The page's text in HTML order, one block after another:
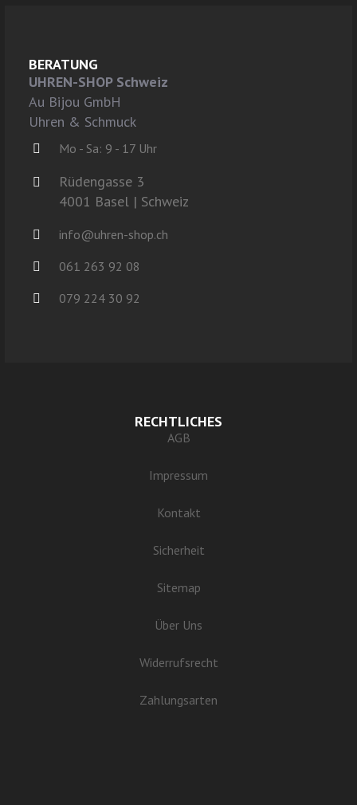
BERATUNG
UHREN-SHOP Schweiz
Au Bijou GmbH
Uhren & Schmuck
Mo - Sa: 9 - 17 Uhr
Rüdengasse 3
4001 Basel | Schweiz
info@uhren-shop.ch
061 263 92 08
079 224 30 92
RECHTLICHES
AGB
Impressum
Kontakt
Sicherheit
Sitemap
Über Uns
Widerrufsrecht
Zahlungsarten